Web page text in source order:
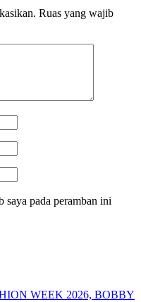
Ruas yang wajib
saya pada peramban ini